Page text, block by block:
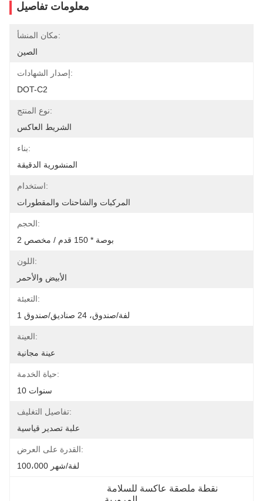
معلومات تفاصيل
مكان المنشأ:
الصين
إصدار الشهادات:
DOT-C2
نوع المنتج:
الشريط العاكس
بناء:
المنشورية الدقيقة
استخدام:
المركبات والشاحنات والمقطورات
الحجم:
2 بوصة * 150 قدم / مخصص
اللون:
الأبيض والأحمر
التعبئة:
1 لفة/صندوق، 24 صناديق/صندوق
العينة:
عينة مجانية
حياة الخدمة:
10 سنوات
تفاصيل التغليف:
علبة تصدير قياسية
القدرة على العرض:
100،000 لفة/شهر